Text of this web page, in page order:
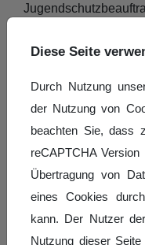
66424 Homburg
Eine E-Mail
Benötigtes Feld
Diese Seite
Durch Nutzung
der Nutzung von
beachten Sie, dass
reCAPTCHA
Übertragung von
eines Cookies
kann. Der Nutzer
Nutzung dieser